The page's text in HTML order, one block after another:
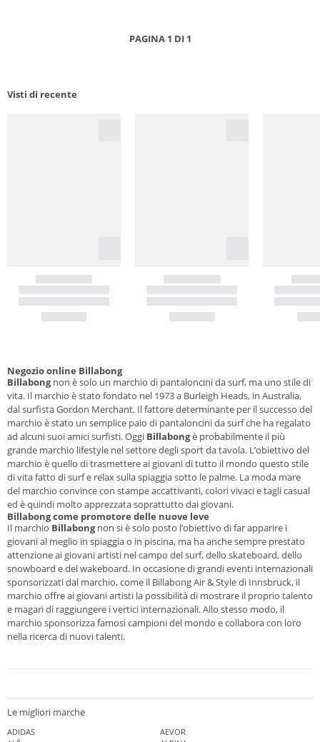
PAGINA 1 DI 1
Visti di recente
Negozio online Billabong
Billabongnon è solo un marchio di pantaloncini da surf, ma uno stile di
vita. Il marchio è stato fondato nel 1973 a Burleigh Heads, in Australia,
dal surfista Gordon Merchant. Il fattore determinante per il successo del
marchio è stato un semplice paio di pantaloncini da surf che ha regalato
ad alcuni suoi amici surfisti. Oggi Billabongè probabilmente il più
grande marchio lifestyle nel settore degli sport da tavola. L’obiettivo del
marchio è quello di trasmettere ai giovani di tutto il mondo questo stile
di vita fatto di surf e relax sulla spiaggia sotto le palme. La moda mare
del marchio convince con stampe accattivanti, colori vivaci e tagli casual
ed è quindi molto apprezzata soprattutto dai giovani.
Billabong come promotore delle nuove leve
Il marchio Billabongnon si è solo posto l’obiettivo di far apparire i
giovani al meglio in spiaggia o in piscina, ma ha anche sempre prestato
attenzione ai giovani artisti nel campo del surf, dello skateboard, dello
snowboard e del wakeboard. In occasione di grandi eventi internazionali
sponsorizzati dal marchio, come il Billabong Air & Style di Innsbruck, il
marchio offre ai giovani artisti la possibilità di mostrare il proprio talento
e magari di raggiungere i vertici internazionali. Allo stesso modo, il
marchio sponsorizza famosi campioni del mondo e collabora con loro
nella ricerca di nuovi talenti.
Le migliori marche
ADIDAS
AEVOR